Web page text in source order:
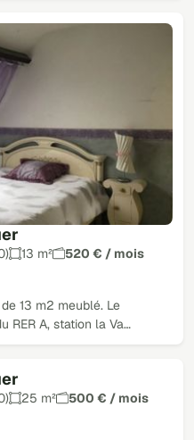
13 m²
520 € / mois
13 m2 meublé. Le
RER A, station la Va…
25 m²
500 € / mois